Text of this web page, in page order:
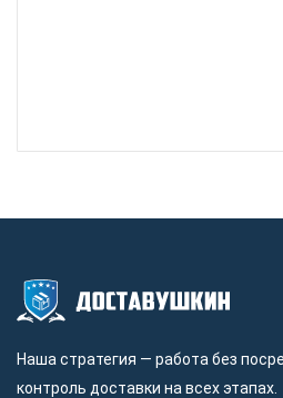
Наша стратегия — работа без
контроль доставки на всех этапах.